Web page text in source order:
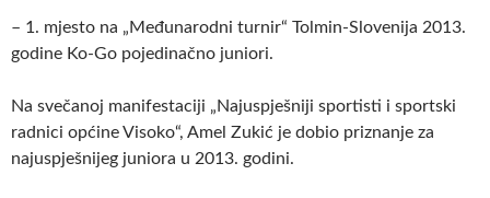
– 1. mjesto na „Međunarodni turnir“ Tolmin-Slovenija 2013.
godine Ko-Go pojedinačno juniori.
Na svečanoj manifestaciji „Najuspješniji sportisti i sportski
radnici općine Visoko“, Amel Zukić je dobio priznanje za
najuspješnijeg juniora u 2013. godini.